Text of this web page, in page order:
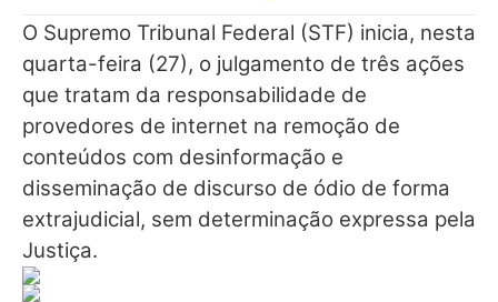
O Supremo Tribunal Federal (STF) inicia, nesta
quarta-feira (27), o julgamento de três ações
que tratam da responsabilidade de
provedores de internet na remoção de
conteúdos com desinformação e
disseminação de discurso de ódio de forma
extrajudicial, sem determinação expressa pela
Justiça.